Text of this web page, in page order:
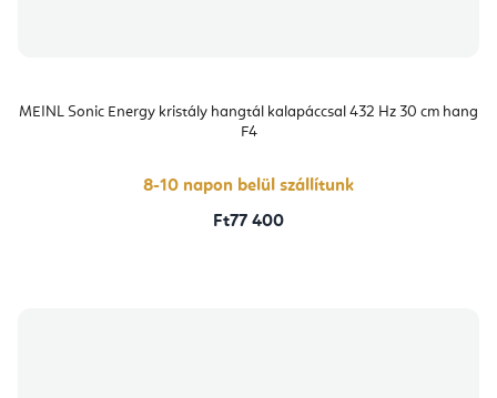
MEINL Sonic Energy kristály hangtál kalapáccsal 432 Hz 30 cm hang
F4
8-10 napon belül szállítunk
Ft77 400